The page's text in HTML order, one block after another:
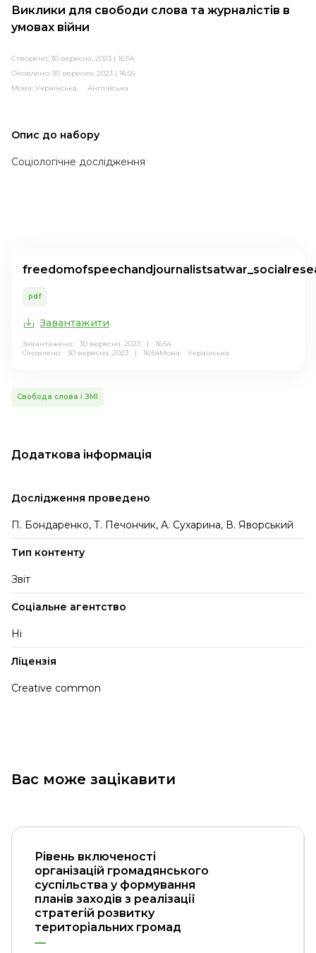
Виклики для свободи слова та журналістів в
умовах війни
Створено: 30 вересня, 2023 | 16:54
Оновлено: 30 вересня, 2023 | 16:55
Мова: Українська, Англійська
Опис до набору
Соціологічне дослідження
pdf
Завантажити
Завантажено: 30 вересня, 2023 | 16:54
Оновлено: 30 вересня, 2023 | 16:54Мова: Українська
Свобода слова і ЗМІ
Додаткова інформація
Дослідження проведено
П. Бондаренко, Т. Печончик, А. Сухарина, В. Яворський
Тип контенту
Звіт
Соціальне агентство
Ні
Ліцензія
Creative common
Вас може зацікавити
Рівень включеності
організацій громадянського
суспільства у формування
планів заходів з реалізації
стратегій розвитку
територіальних громад